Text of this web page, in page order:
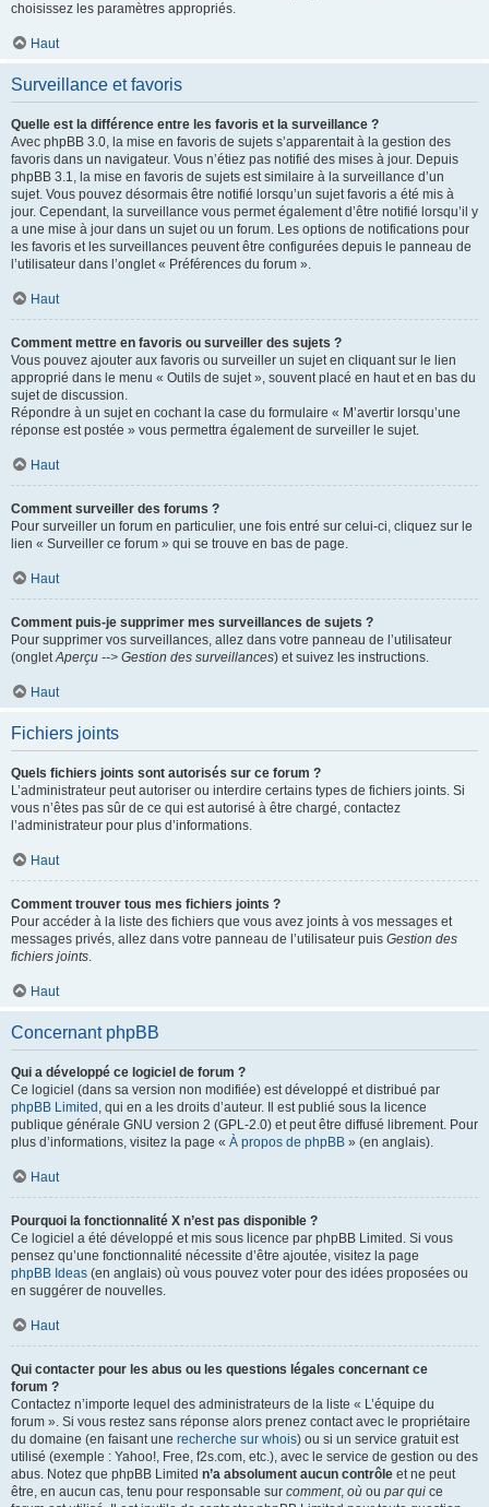
choisissez les paramètres appropriés.
Haut
Surveillance et favoris
Quelle est la différence entre les favoris et la surveillance ?
Avec phpBB 3.0, la mise en favoris de sujets s’apparentait à la gestion des
favoris dans un navigateur. Vous n’étiez pas notifié des mises à jour. Depuis
phpBB 3.1, la mise en favoris de sujets est similaire à la surveillance d’un
sujet. Vous pouvez désormais être notifié lorsqu’un sujet favoris a été mis à
jour. Cependant, la surveillance vous permet également d’être notifié lorsqu’il y
a une mise à jour dans un sujet ou un forum. Les options de notifications pour
les favoris et les surveillances peuvent être configurées depuis le panneau de
l’utilisateur dans l’onglet « Préférences du forum ».
Haut
Comment mettre en favoris ou surveiller des sujets ?
Vous pouvez ajouter aux favoris ou surveiller un sujet en cliquant sur le lien
approprié dans le menu « Outils de sujet », souvent placé en haut et en bas du
sujet de discussion.
Répondre à un sujet en cochant la case du formulaire « M’avertir lorsqu’une
réponse est postée » vous permettra également de surveiller le sujet.
Haut
Comment surveiller des forums ?
Pour surveiller un forum en particulier, une fois entré sur celui-ci, cliquez sur le
lien « Surveiller ce forum » qui se trouve en bas de page.
Haut
Comment puis-je supprimer mes surveillances de sujets ?
Pour supprimer vos surveillances, allez dans votre panneau de l’utilisateur
(ongletAperçu --> Gestion des surveillances) et suivez les instructions.
Haut
Fichiers joints
Quels fichiers joints sont autorisés sur ce forum ?
L’administrateur peut autoriser ou interdire certains types de fichiers joints. Si
vous n’êtes pas sûr de ce qui est autorisé à être chargé, contactez
l’administrateur pour plus d’informations.
Haut
Comment trouver tous mes fichiers joints ?
Pour accéder à la liste des fichiers que vous avez joints à vos messages et
messages privés, allez dans votre panneau de l’utilisateur puis Gestion des
fichiers joints.
Haut
Concernant phpBB
Qui a développé ce logiciel de forum ?
Ce logiciel (dans sa version non modifiée) est développé et distribué par
phpBB Limited , qui en a les droits d’auteur. Il est publié sous la licence
publique générale GNU version 2 (GPL-2.0) et peut être diffusé librement. Pour
plus d’informations, visitez la page « À propos de phpBB » (en anglais).
Haut
Pourquoi la fonctionnalité X n’est pas disponible ?
Ce logiciel a été développé et mis sous licence par phpBB Limited. Si vous
pensez qu’une fonctionnalité nécessite d’être ajoutée, visitez la page
phpBB Ideas (en anglais) où vous pouvez voter pour des idées proposées ou
en suggérer de nouvelles.
Haut
Qui contacter pour les abus ou les questions légales concernant ce
forum ?
Contactez n’importe lequel des administrateurs de la liste « L’équipe du
forum ». Si vous restez sans réponse alors prenez contact avec le propriétaire
du domaine (en faisant une recherche sur whois) ou si un service gratuit est
utilisé (exemple : Yahoo!, Free, f2s.com, etc.), avec le service de gestion ou des
abus. Notez que phpBB Limited n’a absolument aucun contrôle et ne peut
être, en aucun cas, tenu pour responsable sur comment, où ou par qui ce